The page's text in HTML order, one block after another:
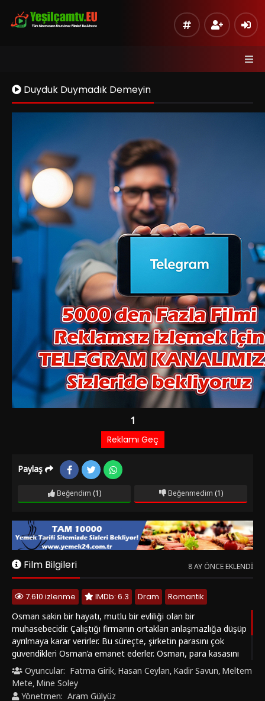
Duyduk Duymadık Demeyin
Listeye Ekle Sinema Modu
Paylaş
Beğendim (1) Beğenmedim(1)
7.610 izlenme IMDb: 6.3
Osman sakin bir hayatı, mutlu bir evliliği olan bir
ayrılmaya karar verirler. Bu süreçte, şirketin parasını çok
güvendikleri Osman’a emanet ederler. Osman, para kasasını
bir yere sakladıktan sonra trafik kazası geçirir. Osman’ı
hastaneye götüren kabadayı Karadana, ona kan verir.
Kazadan dolayı hafıza kaybı yaşayan Osman, Karadana’nın
Oyuncular: Fatma Girik,Hasan Ceylan,Kadir Savun,Meltem
Mete,Mine Soley
Yönetmen: Aram Gülyüz
Yapım Yılı: 1970
Ülke: Türkiye
Bunlara da Bakın
1983 4.6 1977 4.1